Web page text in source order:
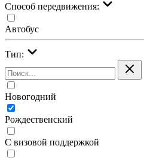
Cпособ передвижения:
Автобус
Тип:
Новогодний
Рождественский
С визовой поддержкой